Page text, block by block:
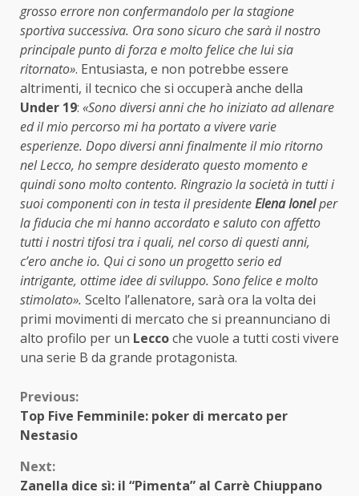
grosso errore non confermandolo per la stagione
sportiva successiva. Ora sono sicuro che sarà il nostro
principale punto di forza e molto felice che lui sia
ritornato». Entusiasta, e non potrebbe essere
altrimenti, il tecnico che si occuperà anche della
Under 19: «Sono diversi anni che ho iniziato ad allenare
ed il mio percorso mi ha portato a vivere varie
esperienze. Dopo diversi anni finalmente il mio ritorno
nel Lecco, ho sempre desiderato questo momento e
quindi sono molto contento. Ringrazio la società in tutti i
suoi componenti con in testa il presidenteElena Ionelper
la fiducia che mi hanno accordato e saluto con affetto
tutti i nostri tifosi tra i quali, nel corso di questi anni,
c’ero anche io. Qui ci sono un progetto serio ed
intrigante, ottime idee di sviluppo. Sono felice e molto
stimolato». Scelto l’allenatore, sarà ora la volta dei
primi movimenti di mercato che si preannunciano di
alto profilo per un Leccoche vuole a tutti costi vivere
una serie B da grande protagonista.
Continue
Reading
Previous:
Top Five Femminile: poker di mercato per
Nestasio
Next:
Zanella dice sì: il “Pimenta” al Carrè Chiuppano